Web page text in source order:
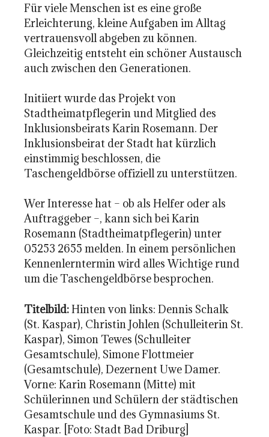
Für viele Menschen ist es eine große
Erleichterung, kleine Aufgaben im Alltag
vertrauensvoll abgeben zu können.
Gleichzeitig entsteht ein schöner Austausch
auch zwischen den Generationen.
Initiiert wurde das Projekt von
Stadtheimatpflegerin und Mitglied des
Inklusionsbeirats Karin Rosemann. Der
Inklusionsbeirat der Stadt hat kürzlich
einstimmig beschlossen, die
Taschengeldbörse offiziell zu unterstützen.
Wer Interesse hat – ob als Helfer oder als
Auftraggeber –, kann sich bei Karin
Rosemann (Stadtheimatpflegerin) unter
05253 2655 melden. In einem persönlichen
Kennenlerntermin wird alles Wichtige rund
um die Taschengeldbörse besprochen.
Titelbild:Hinten von links: Dennis Schalk
(St. Kaspar), Christin Johlen (Schulleiterin St.
Kaspar), Simon Tewes (Schulleiter
Gesamtschule), Simone Flottmeier
(Gesamtschule), Dezernent Uwe Damer.
Vorne: Karin Rosemann (Mitte) mit
Schülerinnen und Schülern der städtischen
Gesamtschule und des Gymnasiums St.
Kaspar. [Foto: Stadt Bad Driburg]